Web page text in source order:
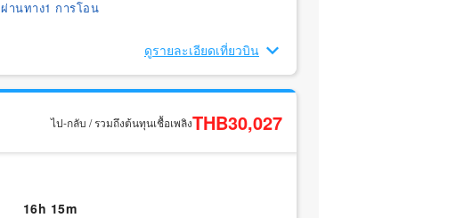
ผ่านทาง1 การโอน
ดูรายละเอียดเที่ยวบิน
ไป-กลับ / รวมถึงต้นทุนเชื้อเพลิงTHB30,027
16h 15m